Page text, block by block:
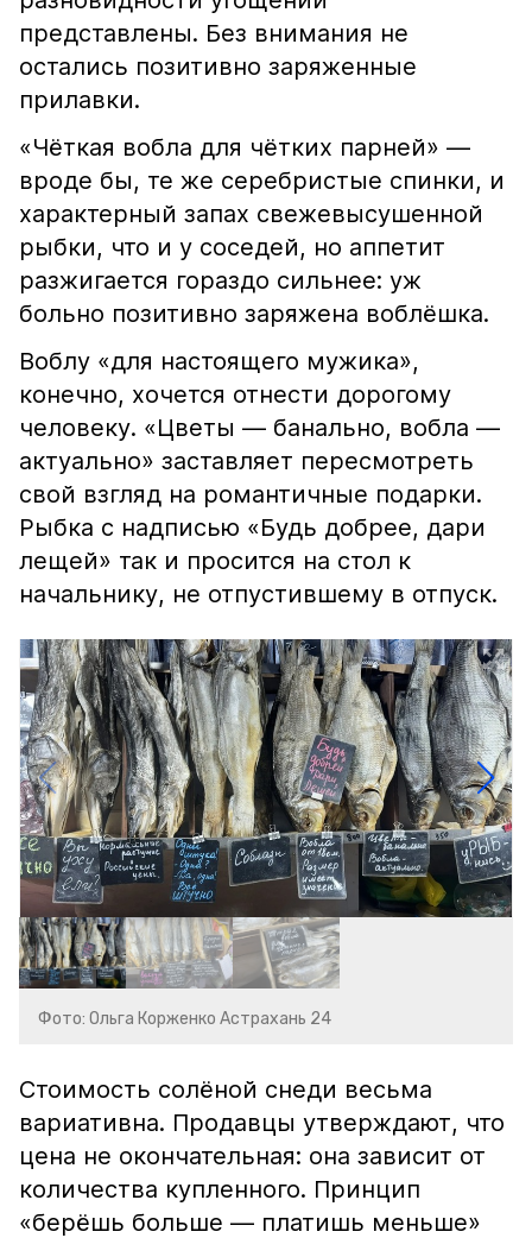
представлены. Без внимания не
остались позитивно заряженные
прилавки.
«Чёткая вобла для чётких парней» —
вроде бы, те же серебристые спинки, и
характерный запах свежевысушенной
рыбки, что и у соседей, но аппетит
разжигается гораздо сильнее: уж
больно позитивно заряжена воблёшка.
Воблу «для настоящего мужика»,
конечно, хочется отнести дорогому
человеку. «Цветы — банально, вобла —
актуально» заставляет пересмотреть
свой взгляд на романтичные подарки.
Рыбка с надписью «Будь добрее, дари
лещей» так и просится на стол к
начальнику, не отпустившему в отпуск.
Фото: Ольга Корженко Астрахань 24
Стоимость солёной снеди весьма
вариативна. Продавцы утверждают, что
цена не окончательная: она зависит от
количества купленного. Принцип
«берёшь больше — платишь меньше»